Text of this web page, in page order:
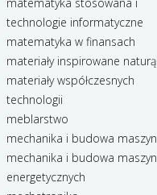
technologie informatyczne
matematyka w finansach
materiały inspirowane naturą
materiały współczesnych
technologii
meblarstwo
mechanika i budowa maszyn
mechanika i budowa maszyn
energetycznych